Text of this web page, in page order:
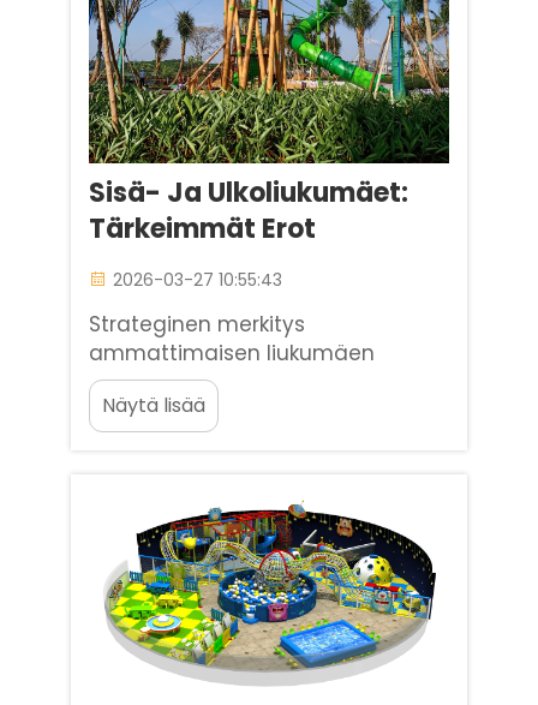
Sisä- Ja Ulkoliukumäet:
Tärkeimmät Erot
2026-03-27 10:55:43
Strateginen merkitys
ammattimaisen liukumäen
valinnassa. Liukumäet ovat minkä
tahansa lasten leikkipaikan ydin,
ja ne toimivat pääasiallisena
lapset kiinnostuneina tunteja
pitkään. Leikkipaikkojen
suunnittelijoille, koulujen johtajille
ja kaupallisille...
Näytä lisää